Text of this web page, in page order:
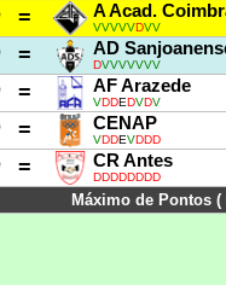
= A Acad.
VVVVVDVV
= AD
DVVVVVVV
= AF Arazede
VDDEDVDV
= CENAP
VDDEVDDD
= CR Antes
DDDDDDDD
Máximo de Pontos (